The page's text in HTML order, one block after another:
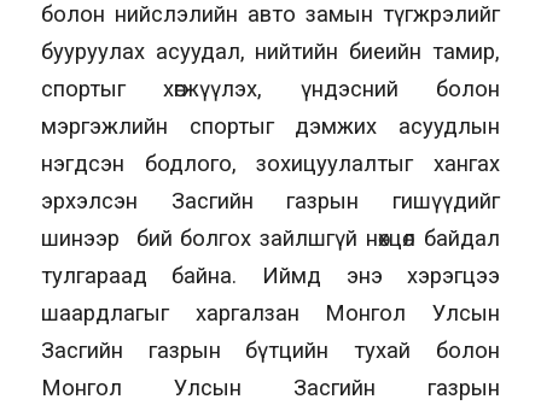
болон нийслэлийн авто замын түгжрэлийг
бууруулах асуудал, нийтийн биеийн тамир,
спортыг хөгжүүлэх, үндэсний болон
мэргэжлийн спортыг дэмжих асуудлын
нэгдсэн бодлого, зохицуулалтыг хангах
эрхэлсэн Засгийн газрын гишүүдийг
шинээр бий болгох зайлшгүй нөхцөл байдал
тулгараад байна. Иймд энэ хэрэгцээ
шаардлагыг харгалзан Монгол Улсын
Засгийн газрын бүтцийн тухай болон
Монгол Улсын Засгийн газрын